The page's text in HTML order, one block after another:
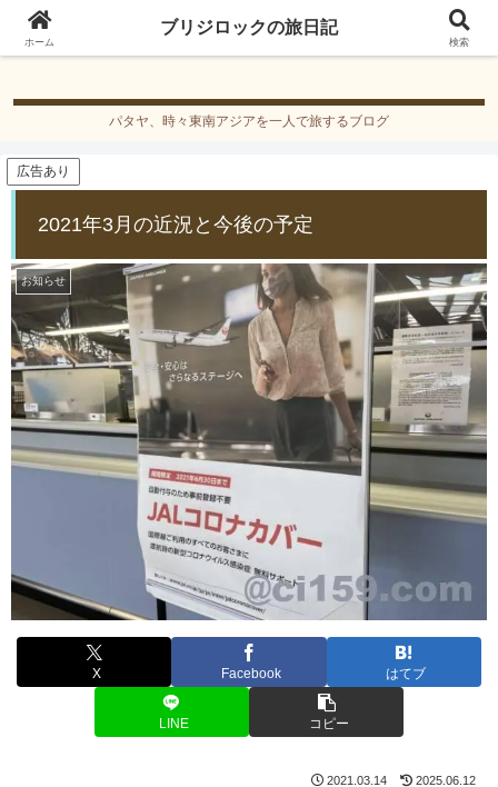
ブリジロックの旅日記
パタヤ、時々東南アジアを一人で旅するブログ
広告あり
2021年3月の近況と今後の予定
お知らせ
X Facebook はてブ
LINE コピー
2021.03.14 2025.06.12
ホーム
ブリジロックの旅日記
検索